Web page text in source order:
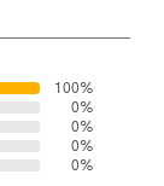
100%
0%
0%
0%
0%